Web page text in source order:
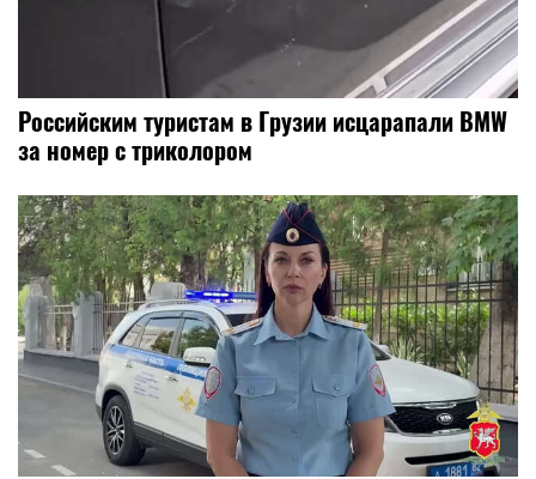
Российским туристам в Грузии исцарапали BMW
за номер с триколором